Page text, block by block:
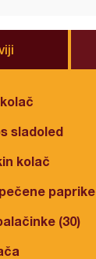
sladoled
kolač
paprike
(30)